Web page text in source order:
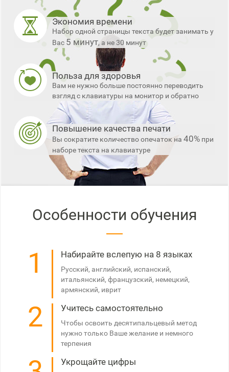
Экономия времени
Набор одной страницы текста будет занимать у
Вас 5 минут, а не 30 минут
Польза для здоровья
Вам не нужно больше постоянно переводить
взгляд с клавиатуры на монитор и обратно
Повышение качества печати
Вы сократите количество опечаток на 40% при
наборе текста на клавиатуре
Особенности обучения
1 Набирайте вслепую на 8 языках
Русский, английский, испанский,
итальянский, французский, немецкий,
армянский, иврит
2 Учитесь самостоятельно
Чтобы освоить десятипальцевый метод
нужно только Ваше желание и немного
терпения
Укрощайте цифры